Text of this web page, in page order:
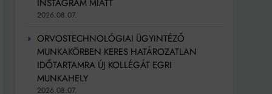
INSTAGRAM MIATT
2026.08.07.
ORVOSTECHNOLÓGIAI ÜGYINTÉZŐ
MUNKAKÖRBEN KERES HATÁROZATLAN
IDŐTARTAMRA ÚJ KOLLÉGÁT EGRI
MUNKAHELY
2026.08.07.